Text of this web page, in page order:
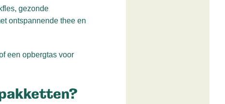
gezonde
ontspannende thee en
een opbergtas voor